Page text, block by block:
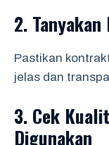
2.
Pastikan
jelas dan
3. Cek
Digunakan